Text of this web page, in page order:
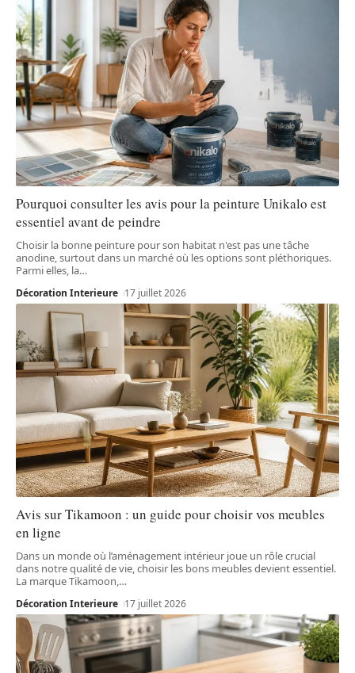
Pourquoi consulter les avis pour la peinture Unikalo est
essentiel avant de peindre
Choisir la bonne peinture pour son habitat n'est pas une tâche
anodine, surtout dans un marché où les options sont pléthoriques.
Parmi elles, la…
Décoration Interieure 17 juillet 2026
Avis sur Tikamoon : un guide pour choisir vos meubles
en ligne
Dans un monde où l’aménagement intérieur joue un rôle crucial
dans notre qualité de vie, choisir les bons meubles devient essentiel.
La marque Tikamoon,…
Décoration Interieure 17 juillet 2026